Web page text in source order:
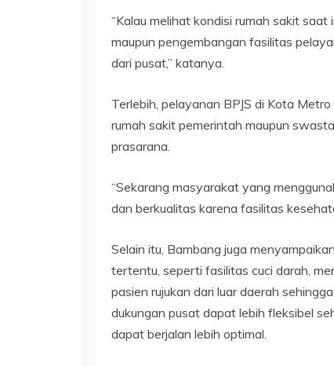
“Kalau melihat kondisi rumah sakit
maupun pengembangan fasilitas
dari pusat,” katanya.
Terlebih, pelayanan BPJS di Kota
rumah sakit pemerintah maupun
prasarana.
“Sekarang masyarakat yang
dan berkualitas karena fasilitas
Selain itu, Bambang juga
tertentu, seperti fasilitas cuci darah,
pasien rujukan dari luar daerah
dukungan pusat dapat lebih fleksibel
dapat berjalan lebih optimal.